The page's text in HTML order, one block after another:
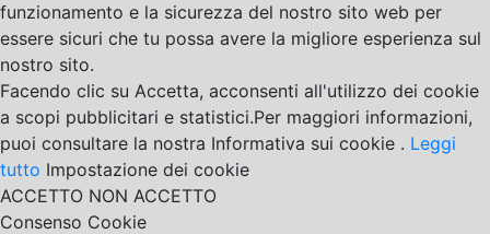
funzionamento e la sicurezza del nostro sito web per
essere sicuri che tu possa avere la migliore esperienza sul
nostro sito.
Facendo clic su Accetta, acconsenti all'utilizzo dei cookie
a scopi pubblicitari e statistici.Per maggiori informazioni,
puoi consultare la nostra Informativa sui cookie . Leggi
tutto Impostazione dei cookie
ACCETTO NON ACCETTO
Consenso Cookie